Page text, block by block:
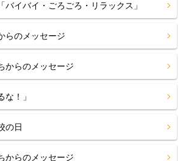
バイバイ・ごろごろ・リラックス」
らのメッセージ
からのメッセージ
な！」
の日
からのメッセージ